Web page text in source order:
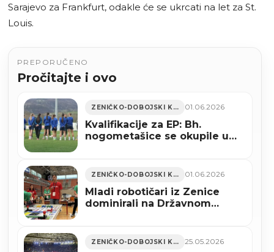
Sarajevo za Frankfurt, odakle će se ukrcati na let za St.
Louis.
PREPORUČENO
Pročitajte i ovo
ZENIČKO-DOBOJSKI KANTON 01.06.2026
Kvalifikacije za EP: Bh.
nogometašice se okupile u
ZENIČKO-DOBOJSKI KANTON 01.06.2026
Mladi robotičari iz Zenice
dominirali na Državnom
ZENIČKO-DOBOJSKI KANTON 25.05.2026